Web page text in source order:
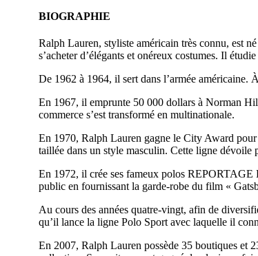
BIOGRAPHIE
Ralph Lauren, styliste américain très connu, est
s’acheter d’élégants et onéreux costumes. Il
De 1962 à 1964, il sert dans l’armée
En 1967, il emprunte 50 000 dollars à Norman
commerce s’est transformé en multinationale.
En 1970, Ralph Lauren gagne le City Award
taillée dans un style masculin. Cette ligne dévoile
En 1972, il crée ses fameux polos REPORTAGE
public en fournissant la garde-robe du film «
Au cours des années quatre-vingt, afin de
qu’il lance la ligne Polo Sport avec laquelle il
En 2007, Ralph Lauren possède 35 boutiques et